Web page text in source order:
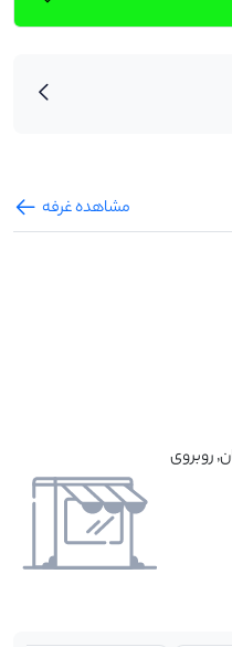
مشاهده غرفه
اصفهان٬ شش راه٬ جاده قهجاورستان٬ روبروی